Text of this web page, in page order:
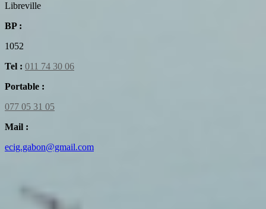
Libreville
BP :
1052
Tel : 011 74 30 06
Portable :
077 05 31 05
Mail :
ecig.gabon@gmail.com